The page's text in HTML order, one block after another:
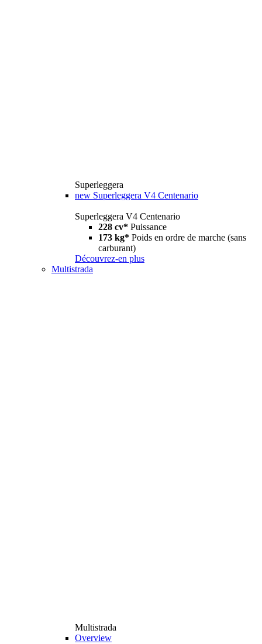
Superleggera
new Superleggera V4 Centenario
Superleggera V4 Centenario
228 cv* Puissance
173 kg* Poids en ordre de marche (sans
carburant)
Découvrez-en plus
Multistrada
Multistrada
Overview